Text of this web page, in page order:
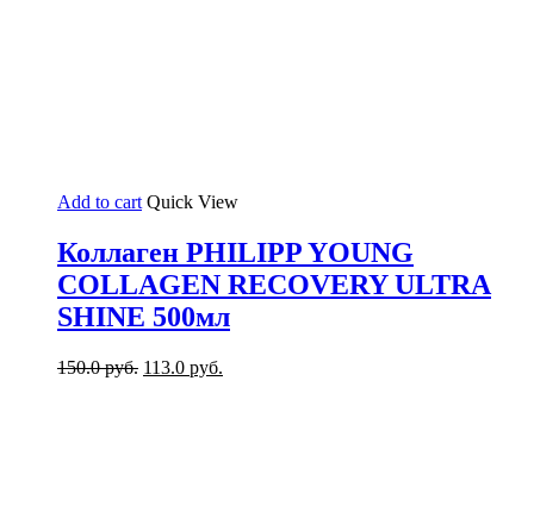
Add to cart Quick View
Коллаген PHILIPP YOUNG
COLLAGEN RECOVERY ULTRA
SHINE 500мл
150.0руб. 113.0 руб.